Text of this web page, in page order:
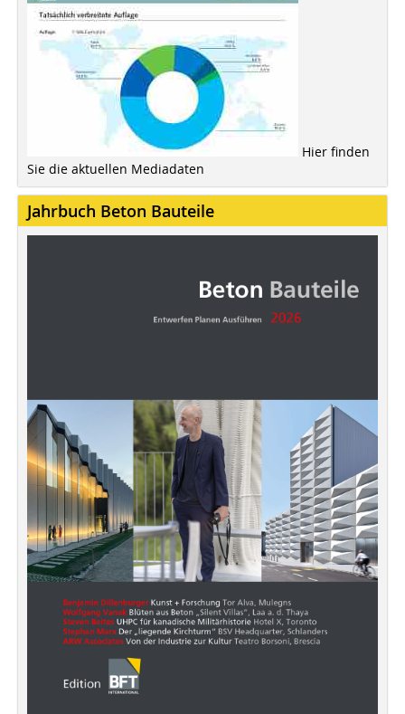
Hier finden
Sie die aktuellen Mediadaten
Jahrbuch Beton Bauteile